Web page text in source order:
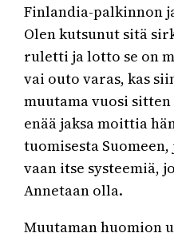
Finlandia-palkinnon
Olen kutsunut sitä
ruletti ja lotto se on
vai outo varas, kas
muutama vuosi
enää jaksa moittia
tuomisesta
vaan itse systeemiä,
Annetaan olla.
Muutaman huomion